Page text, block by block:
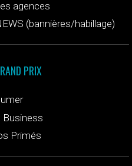
agences
(bannières/habillage)
PRIX
Business
Primés